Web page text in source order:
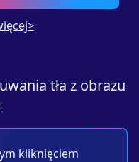
tła z obrazu
kliknięciem